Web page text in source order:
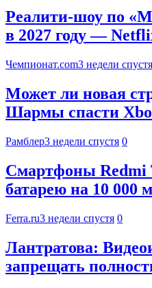
Реалити-шоу по
в 2027 году —
Чемпионат.com3 недели спустя
Может ли новая
Шармы спасти
Рамблер3 недели спустя 0
Смартфоны Redmi
батарею на 10 000
Ferra.ru3 недели спустя 0
Лантратова:
запрещать